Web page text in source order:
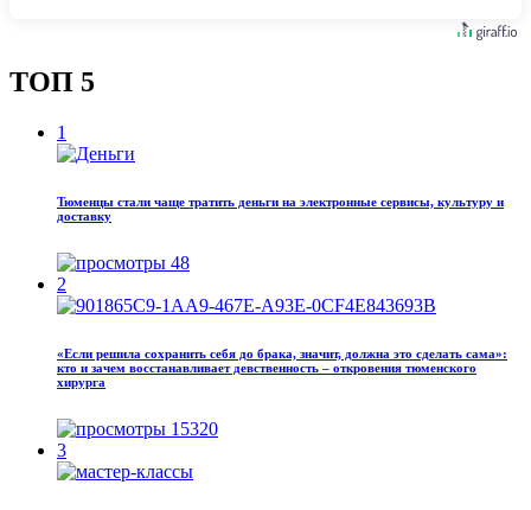
ТОП 5
1
Тюменцы стали чаще тратить деньги на электронные сервисы, культуру и
доставку
48
2
«Если решила сохранить себя до брака, значит, должна это сделать сама»:
кто и зачем восстанавливает девственность – откровения тюменского
хирурга
15320
3